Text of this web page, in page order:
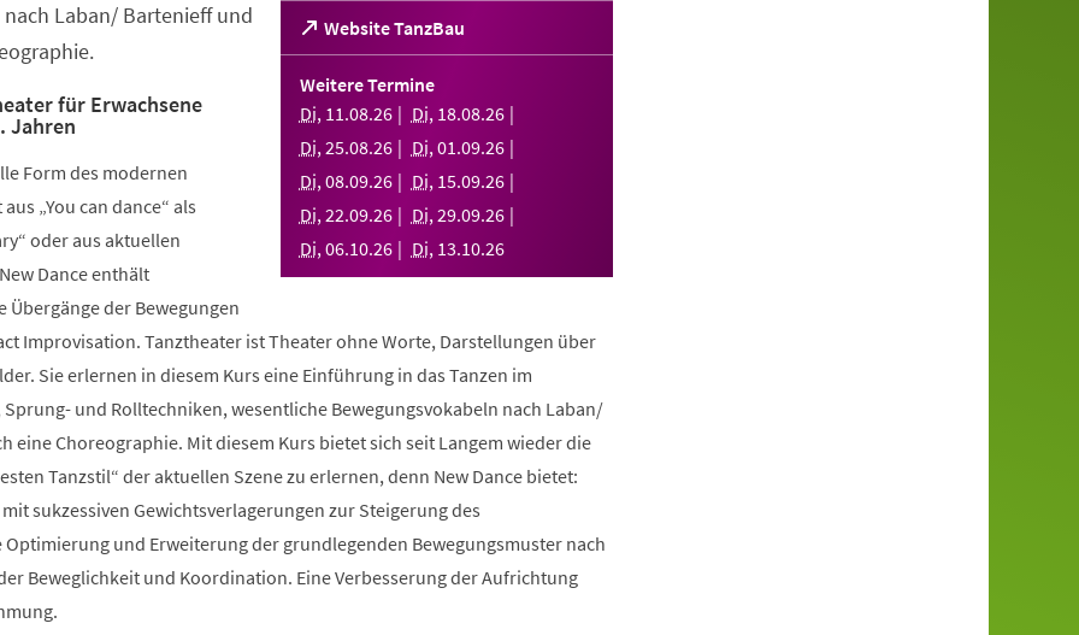
Website TanzBau
(Öffnet
in
einem
neuen
Tab)
Weitere Termine
Di, 11.08.26 Di, 18.08.26
Di,25.08.26 Di,01.09.26
Di,08.09.26 Di, 15.09.26
Di,22.09.26 Di,29.09.26
Di,06.10.26 Di, 13.10.26
Laban/ Bartenieff und
für Erwachsene
Jahren
Form des modernen
„You can dance“ als
oder aus aktuellen
Dance enthält
der Bewegungen
Improvisation. Tanztheater ist Theater ohne Worte, Darstellungen über
Sie erlernen in diesem Kurs eine Einführung in das Tanzen im
und Rolltechniken, wesentliche Bewegungsvokabeln nach Laban/
eine Choreographie. Mit diesem Kurs bietet sich seit Langem wieder die
Tanzstil“ der aktuellen Szene zu erlernen, denn New Dance bietet:
sukzessiven Gewichtsverlagerungen zur Steigerung des
Optimierung und Erweiterung der grundlegenden Bewegungsmuster nach
Beweglichkeit und Koordination. Eine Verbesserung der Aufrichtung